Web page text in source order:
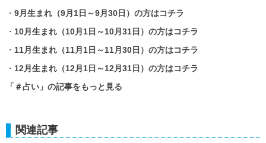
・ 9月生まれ（9月1日～9月30日）の方はコチラ
・ 10月生まれ（10月1日～10月31日）の方はコチラ
・ 11月生まれ（11月1日～11月30日）の方はコチラ
・ 12月生まれ（12月1日～12月31日）の方はコチラ
「＃占い」の記事をもっと見る
関連記事